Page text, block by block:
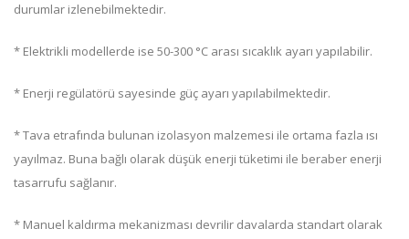
durumlar izlenebilmektedir.
* Elektrikli modellerde ise 50-300 °C arası sıcaklık ayarı yapılabilir.
* Enerji regülatörü sayesinde güç ayarı yapılabilmektedir.
* Tava etrafında bulunan izolasyon malzemesi ile ortama fazla ısı
yayılmaz. Buna bağlı olarak düşük enerji tüketimi ile beraber enerji
tasarrufu sağlanır.
* Manuel kaldırma mekanizması devrilir davalarda standart olarak